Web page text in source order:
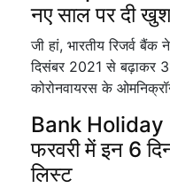
नए साल पर दी
जी हां, भारतीय रिजर्व
दिसंबर 2021 से बढ़ाकर
कोरोनवायरस के
Bank
फरवरी में इन 6
लिस्ट